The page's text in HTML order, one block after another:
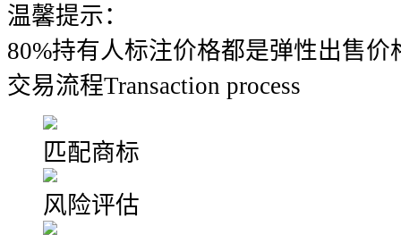
温馨提示：
80%持有人标注价格都是弹性出售
交易流程Transaction process
匹配商标
风险评估